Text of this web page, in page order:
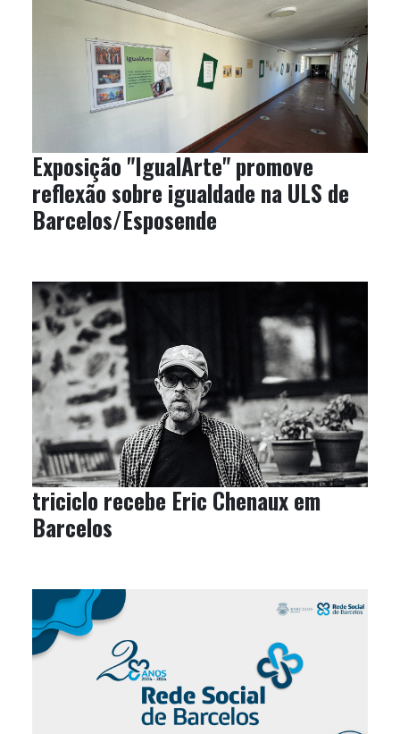
Exposição "IgualArte" promove
reflexão sobre igualdade na ULS de
Barcelos/Esposende
triciclo recebe Eric Chenaux em
Barcelos